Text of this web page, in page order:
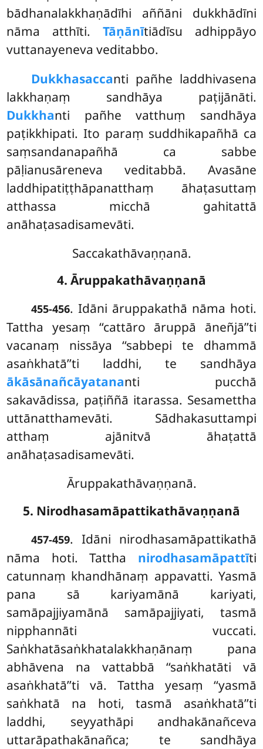
bādhanalakkhaṇādīhi aññāni dukkhādīni
nāma atthīti. Tāṇānītiādīsu adhippāyo
vuttanayeneva veditabbo.
Dukkhasaccanti pañhe laddhivasena
lakkhaṇaṃ sandhāya paṭijānāti.
Dukkhanti pañhe vatthuṃ sandhāya
paṭikkhipati. Ito paraṃ suddhikapañhā ca
saṃsandanapañhā ca sabbe
pāḷianusāreneva veditabbā. Avasāne
laddhipatiṭṭhāpanatthaṃ āhaṭasuttaṃ
atthassa micchā gahitattā
anāhaṭasadisamevāti.
Saccakathāvaṇṇanā.
4. Āruppakathāvaṇṇanā
455-456. Idāni āruppakathā nāma hoti.
Tattha yesaṃ ‘‘cattāro āruppā āneñjā’’ti
vacanaṃ nissāya ‘‘sabbepi te dhammā
asaṅkhatā’’ti laddhi, te sandhāya
ākāsānañcāyatananti pucchā
sakavādissa, paṭiññā itarassa. Sesamettha
uttānatthamevāti. Sādhakasuttampi
atthaṃ ajānitvā āhaṭattā
anāhaṭasadisamevāti.
Āruppakathāvaṇṇanā.
5. Nirodhasamāpattikathāvaṇṇanā
457-459. Idāni nirodhasamāpattikathā
nāma hoti. Tattha nirodhasamāpattīti
catunnaṃ khandhānaṃ appavatti. Yasmā
pana sā kariyamānā kariyati,
samāpajjiyamānā samāpajjiyati, tasmā
nipphannāti vuccati.
Saṅkhatāsaṅkhatalakkhaṇānaṃ pana
abhāvena na vattabbā ‘‘saṅkhatāti vā
asaṅkhatā’’ti vā. Tattha yesaṃ ‘‘yasmā
saṅkhatā na hoti, tasmā asaṅkhatā’’ti
laddhi, seyyathāpi andhakānañceva
uttarāpathakānañca; te sandhāya